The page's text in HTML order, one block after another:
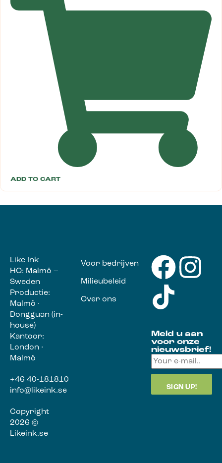
ADD TO CART
Like Ink
HQ: Malmö –
Sweden
Productie:
Malmö ·
Dongguan (in-
house)
Kantoor:
London ·
Malmö
+46 40-181810
info@likeink.se
Copyright
2026 ©
Likeink.se
Voor bedrijven
Milieubeleid
Over ons
Meld u aan
voor onze
nieuwsbrief!